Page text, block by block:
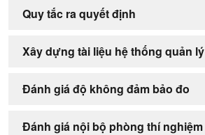
Quy tắc ra quyết định
Xây dựng tài liệu hệ thống quản lý
Đánh giá độ không đảm bảo đo
Đánh giá nội bộ phòng thí nghiệm